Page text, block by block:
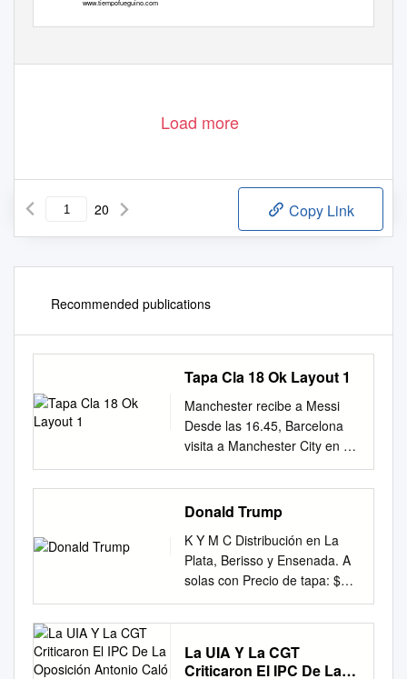
www.tiempofueguino.com
Load more
20 Copy Link
Recommended publications
Tapa Cla 18 Ok Layout 1
Manchester recibe a Messi
Desde las 16.45, Barcelona
visita a Manchester City en el
partido de ida de los octavos
de Final de la Revista
Deportiva - La Plata, martes
18 de febrero de 2014
Champions League. El
secreto de la felicidad En una
entrevista con Hoy, Gastón
Díaz confesó que fue Víctor
Bernay (mano derecha de
Troglio) el que le adelantó que
el arquero Guzmán daba
Donald Trump
K Y M C Distribución en La
Plata, Berisso y Ensenada. A
solas con Precio de tapa: $50
Entrega bajo puerta: $50 el
humorista cordobés Chichilo
Edición de 32 páginas En la
La UIA Y La CGT
Criticaron El IPC De La